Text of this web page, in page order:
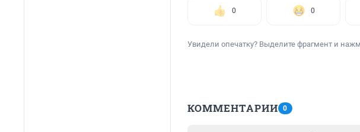
0 0
Увидели опечатку? Выделите фрагмент и
КОММЕНТАРИИ 0